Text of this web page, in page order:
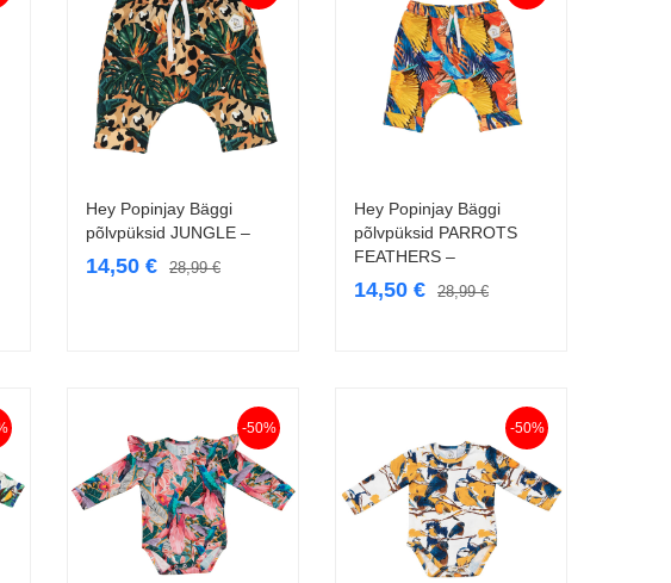
Vali
Hey Popinjay Bäggi
põlvpüksid JUNGLE –
28,99€
14,50 €
Vali
Hey Popinjay Bäggi
põlvpüksid PARROTS
FEATHERS –
28,99€
14,50 €
-50% -50%